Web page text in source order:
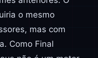
o mesmo
mas com
Como Final